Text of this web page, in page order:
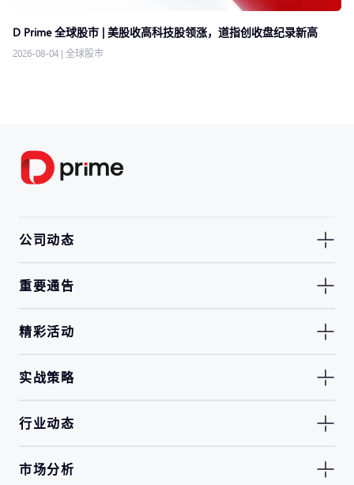
D Prime 全球股市 | 美股收高科技股领涨，道指创收盘纪录新高
2026-08-04 | 全球股市
公司动态
重要通告
精彩活动
实战策略
行业动态
市场分析